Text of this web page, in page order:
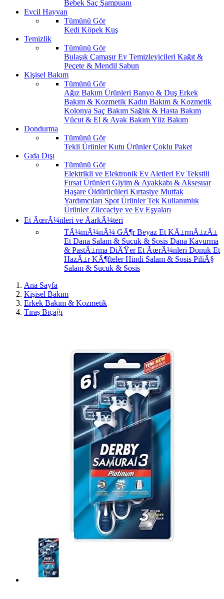
Bebek Saç Şampuanı
Evcil Hayvan
Tümünü Gör
Kedi Köpek Kuş
Temizlik
Tümünü Gör
Bulaşık ÇamaşırEv Temizleyicileri Kağıt &
Peçete & Mendil Sabun
Kişisel Bakım
Tümünü Gör
Ağız Bakım Ürünleri Banyo & Duş Erkek
Bakım & Kozmetik Kadın Bakım & Kozmetik
Kolonya Saç Bakım Sağlık & Hasta Bakım
Vücut & El & Ayak BakımYüz Bakım
Dondurma
Tümünü Gör
Tekli ÜrünlerKutu ÜrünlerÇoklu Paket
Gıda Dışı
Tümünü Gör
Elektrikli ve Elektronik Ev Aletleri Ev Tekstili
Fırsat Ürünleri Giyim & Ayakkabı & Aksesuar
Haşare Öldürücüleri Kırtasiye Mutfak
Yardımcıları Spot ÜrünlerTek Kullanımlık
Ürünler Züccaciye ve Ev Eşyaları
Et ÃœrÃ¼nleri ve ÅarkÃ¼teri
TÃ¼mÃ¼nÃ¼ GÃ¶rBeyaz Et KÄ±rmÄ±zÄ±
Et Dana Salam & Sucuk & Sosis Dana Kavurma
& PastÄ±rma DiÄŸer Et ÃœrÃ¼nleri Donuk Et
HazÄ±r KÃ¶ftelerHindi Salam & Sosis PiliÃ§
Salam & Sucuk & Sosis
Ana Sayfa
Kişisel Bakım
Erkek Bakım & Kozmetik
Tıraş Bıçağı